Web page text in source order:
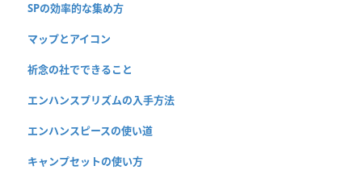
SPの効率的な集め方
マップとアイコン
祈念の社でできること
エンハンスプリズムの入手方法
エンハンスピースの使い道
キャンプセットの使い方